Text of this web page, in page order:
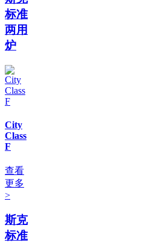
标准
两用
炉
City
Class
F
查看
更多
>
斯克
标准